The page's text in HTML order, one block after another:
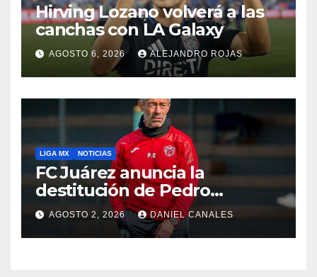
Hirving Lozano volverá a las
canchas con LA Galaxy
AGOSTO 6, 2026 ALEJANDRO ROJAS
LIGA MX NOTICIAS
FC Juárez anuncia la
destitución de Pedro
Caixinha
AGOSTO 2, 2026 DANIEL CANALES